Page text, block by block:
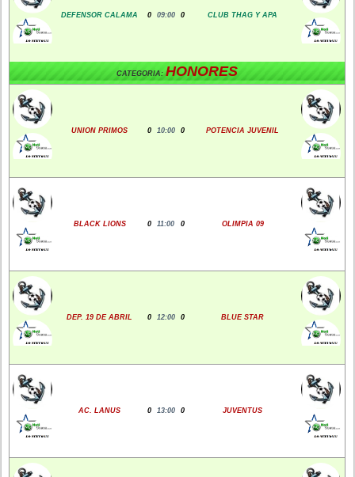
DEFENSOR CALAMA 0 09:00 0 CLUB THAG Y APA
CATEGORIA:HONORES
UNION PRIMOS 0 10:00 0 POTENCIA JUVENIL
BLACK LIONS 0 11:00 0 OLIMPIA 09
DEP. 19 DE ABRIL 0 12:00 0 BLUE STAR
AC. LANUS 0 13:00 0 JUVENTUS